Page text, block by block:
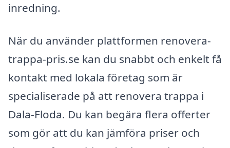
inredning.
När du använder plattformen renovera-
trappa-pris.se kan du snabbt och enkelt få
kontakt med lokala företag som är
specialiserade på att renovera trappa i
Dala-Floda. Du kan begära flera offerter
som gör att du kan jämföra priser och